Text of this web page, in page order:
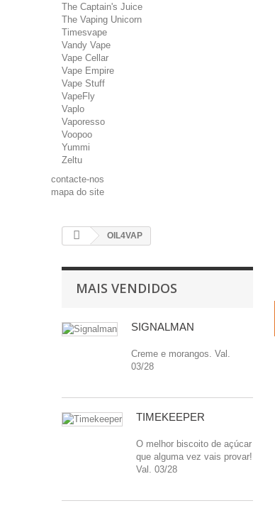
The Captain's Juice
The Vaping Unicorn
Timesvape
Vandy Vape
Vape Cellar
Vape Empire
Vape Stuff
VapeFly
Vaplo
Vaporesso
Voopoo
Yummi
Zeltu
contacte-nos
mapa do site
OIL4VAP
MAIS VENDIDOS
SIGNALMAN
Creme e morangos. Val.
03/28
TIMEKEEPER
O melhor biscoito de açúcar
que alguma vez vais provar!
Val. 03/28